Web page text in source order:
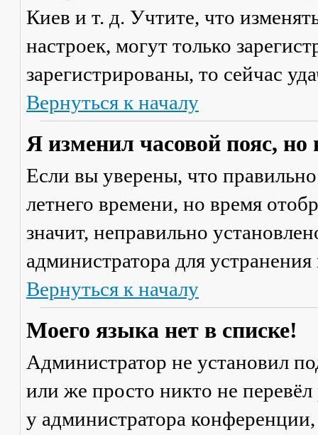
Киев и т. д. Учтите, что
настроек, могут только
зарегистрированы, то сейчас
Вернуться к началу
Я изменил часовой пояс,
Если вы уверены, что
летнего времени, но время
значит, неправильно
администратора для
Вернуться к началу
Моего языка нет в списке!
Администратор не установил
или же просто никто не
у администратора